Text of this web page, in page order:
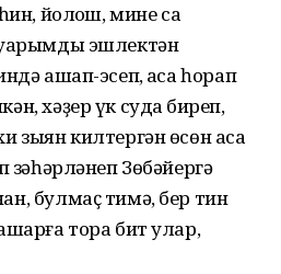
йолҡош, мине саҡ
эшлектән
ашап-эсеп, аҡса һорап
хәҙер үк судҡа биреп,
килтергән өсөн аҡса
зәһәрләнеп Зөбәйергә
булмаҫ тимә, бер тин
тора бит улар,